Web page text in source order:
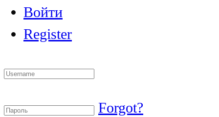
Войти
Register
Forgot?